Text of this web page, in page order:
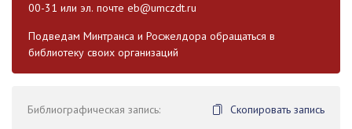
00-31 или эл. почте eb@umczdt.ru
Подведам Минтранса и Росжелдора обращаться в
библиотеку своих организаций
Библиографическая запись:
Скопировать запись